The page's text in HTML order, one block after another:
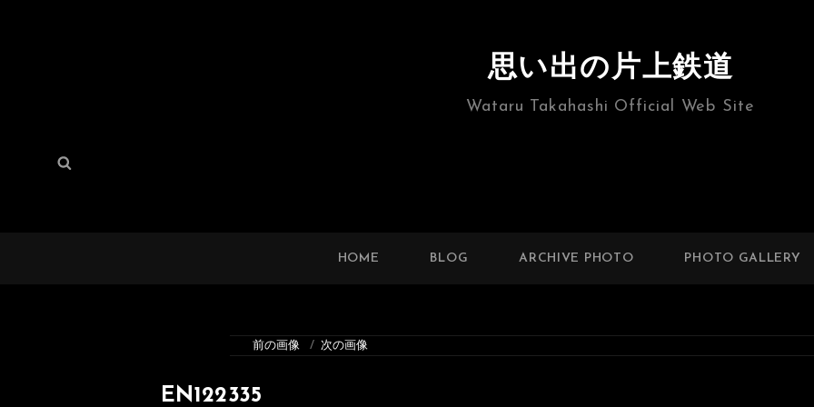
思い出の片上鉄道
Wataru Takahashi Official Web Site
検
HOME BLOG ARCHIVE PHOTO PHOTO GALLERY
前の画像 次の画像
EN122335